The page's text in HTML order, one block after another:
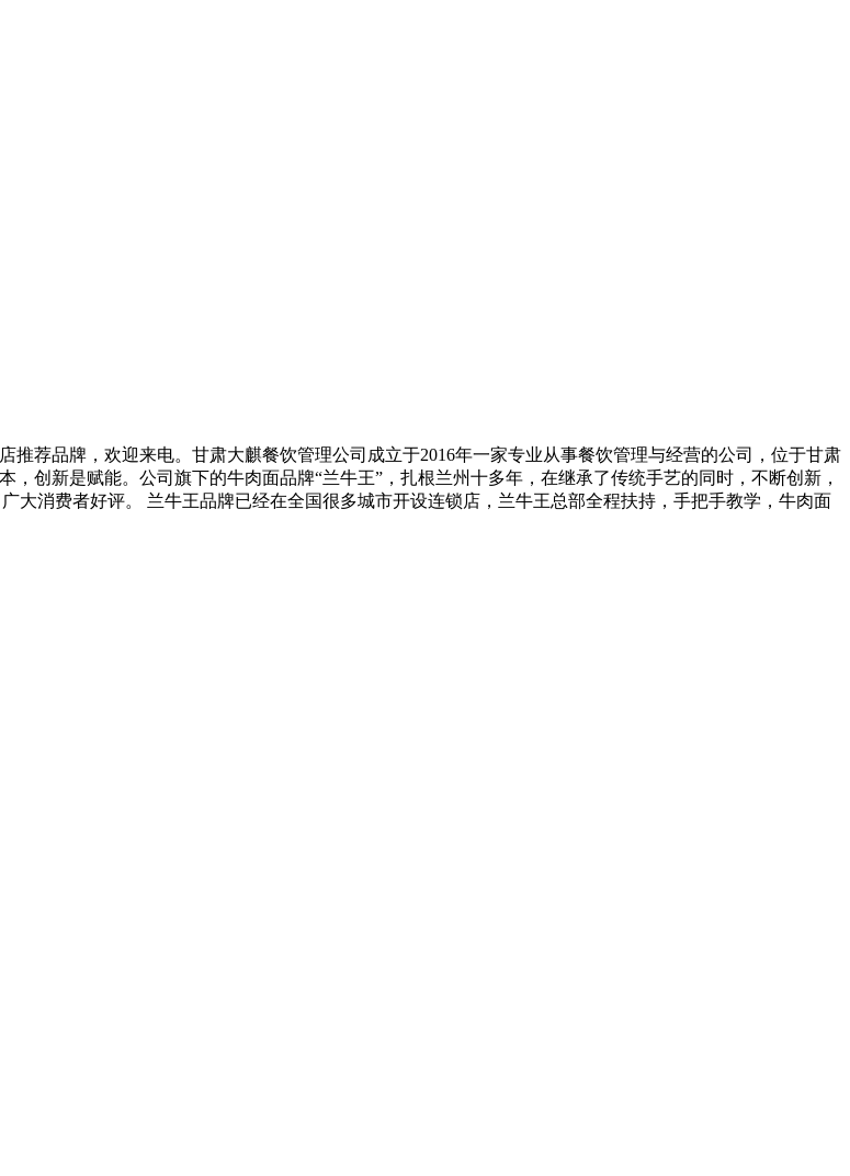
荐品牌，欢迎来电。甘肃大麒餐饮管理公司成立于2016年一家专业从事餐饮管理与经营的公司，位于甘肃
创新是赋能。公司旗下的牛肉面品牌“兰牛王”，扎根兰州十多年，在继承了传统手艺的同时，不断创新，
大消费者好评。 兰牛王品牌已经在全国很多城市开设连锁店，兰牛王总部全程扶持，手把手教学，牛肉面